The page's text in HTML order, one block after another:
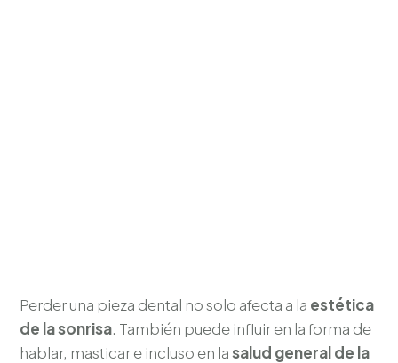
Perder una pieza dental no solo afecta a la estética
de la sonrisa. También puede influir en la forma de
hablar, masticar e incluso en lasalud general de la